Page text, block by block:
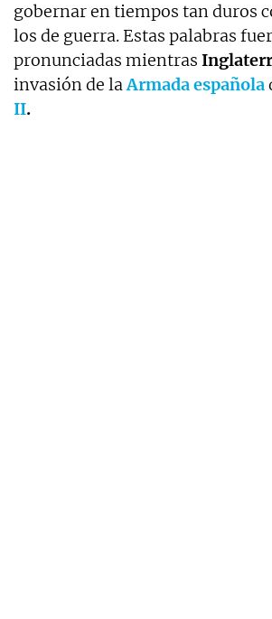
gobernar en tiempos tan duros
los de guerra. Estas palabras
pronunciadas mientras
invasión de laArmada española
II.